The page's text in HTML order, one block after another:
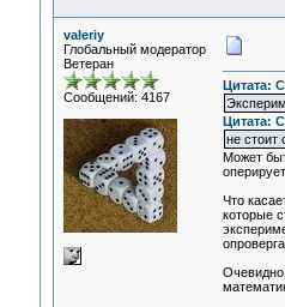
valeriy
Глобальный модератор
Ветеран
Сообщений: 4167
Цитата:
Цитата:
не стоит
Может
Что
которые